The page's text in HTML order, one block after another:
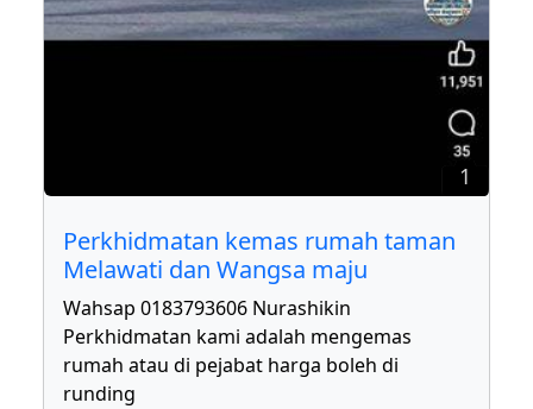
1
Perkhidmatan kemas rumah taman
Melawati dan Wangsa maju
Wahsap 0183793606 Nurashikin
Perkhidmatan kami adalah mengemas
rumah atau di pejabat harga boleh di
runding